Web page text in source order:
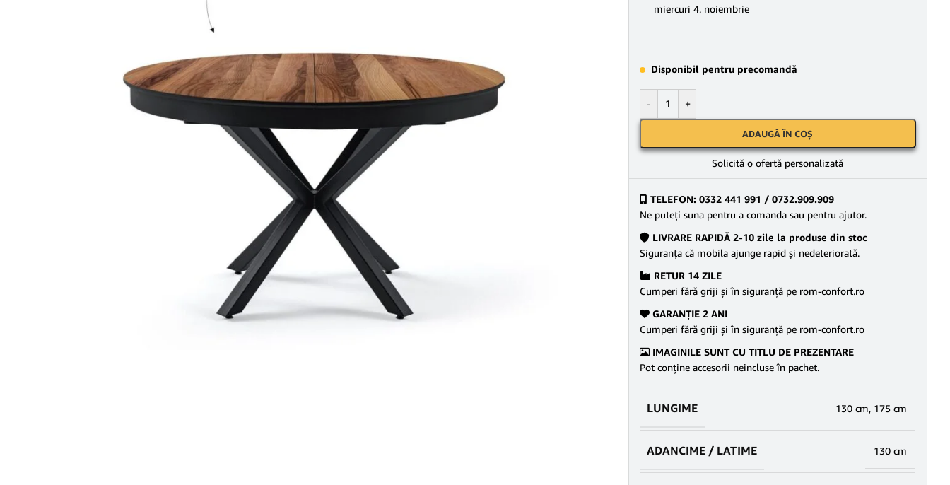
miercuri 4. noiembrie
Disponibil pentru precomandă
- +
ADAUGĂ ÎN COȘ
Solicită o ofertă personalizată
TELEFON: 0332 441 991 / 0732.909.909
Ne puteţi suna pentru a comanda sau pentru ajutor.
LIVRARE RAPIDĂ 2-10 zile la produse din stoc
Siguranţa că mobila ajunge rapid şi nedeteriorată.
RETUR 14 ZILE
Cumperi fără griji şi în siguranţă pe rom-confort.ro
GARANŢIE 2 ANI
Cumperi fără griji şi în siguranţă pe rom-confort.ro
IMAGINILE SUNT CU TITLU DE PREZENTARE
Pot conține accesorii neincluse în pachet.
LUNGIME 130 cm, 175 cm
ADANCIME / LATIME 130 cm